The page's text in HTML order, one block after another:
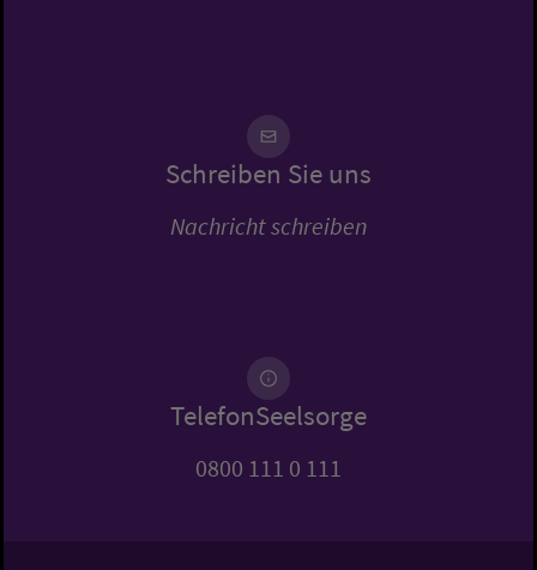
Schreiben Sie uns
Nachricht schreiben
TelefonSeelsorge
0800 111 0 111